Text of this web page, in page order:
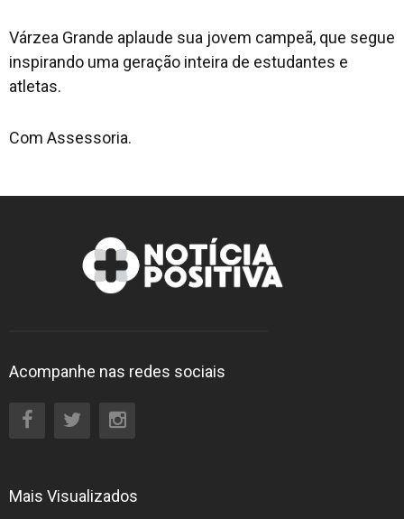
Várzea Grande aplaude sua jovem campeã, que segue
inspirando uma geração inteira de estudantes e
atletas.
Com Assessoria.
Acompanhe nas redes sociais
Mais Visualizados